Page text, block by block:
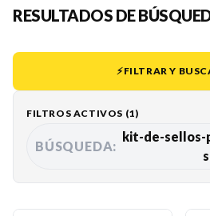
RESULTADOS DE
⚡FILTRAR Y
FILTROS ACTIVOS (1)
BÚSQUEDA:
kit-de-sellos-